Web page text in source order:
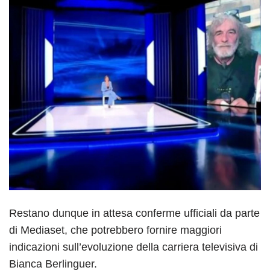
Restano dunque in attesa conferme ufficiali da parte
di Mediaset, che potrebbero fornire maggiori
indicazioni sull’evoluzione della carriera televisiva di
Bianca Berlinguer.